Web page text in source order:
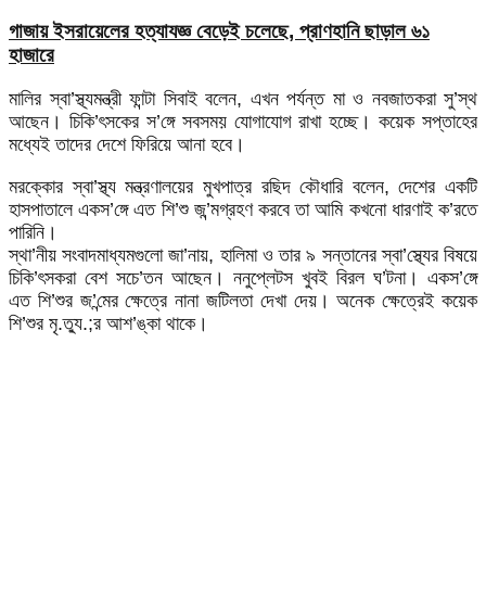
গাজায় ইসরায়েলের হত্যাযজ্ঞ বেড়েই চলেছে, প্রাণহানি ছাড়াল ৬১
হাজারে
মালির স্বা’স্থ্যমন্ত্রী ফান্টা সিবাই বলেন, এখন পর্যন্ত মা ও নবজাতকরা সু’স্থ
আছেন। চিকি’ৎসকের স’ঙ্গে সবসময় যোগাযোগ রাখা হচ্ছে। কয়েক সপ্তাহের
মধ্যেই তাদের দেশে ফিরিয়ে আনা হবে।
মরক্কোর স্বা’স্থ্য মন্ত্রণালয়ের মুখপাত্র রছিদ কৌধারি বলেন, দেশের একটি
হাসপাতালে একস’ঙ্গে এত শি’শু জ’ন্মগ্রহণ করবে তা আমি কখনো ধারণাই ক’রতে
পারিনি।
স্থা’নীয় সংবাদমাধ্যমগুলো জা’নায়, হালিমা ও তার ৯ সন্তানের স্বা’স্থ্যের বিষয়ে
চিকি’ৎসকরা বেশ সচে’তন আছেন। ননুপ্লেটস খুবই বিরল ঘ’টনা। একস’ঙ্গে
এত শি’শুর জ’ন্মের ক্ষেত্রে নানা জটিলতা দেখা দেয়। অনেক ক্ষেত্রেই কয়েক
শি’শুর মৃ.ত্যু.;র আশ’ঙ্কা থাকে।